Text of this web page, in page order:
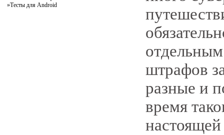
»Тесты для Android
штрафов
разные и
время